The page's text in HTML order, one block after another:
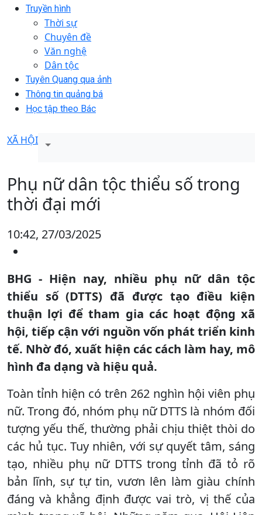
Truyền hình
Thời sự
Chuyên đề
Văn nghệ
Dân tộc
Tuyên Quang qua ảnh
Thông tin quảng bá
Học tập theo Bác
XÃ HỘI
Phụ nữ dân tộc thiểu số trong
thời đại mới
10:42, 27/03/2025
BHG - Hiện nay, nhiều phụ nữ dân tộc
thiểu số (DTTS) đã được tạo điều kiện
thuận lợi để tham gia các hoạt động xã
hội, tiếp cận với nguồn vốn phát triển kinh
tế. Nhờ đó, xuất hiện các cách làm hay, mô
hình đa dạng và hiệu quả.
Toàn tỉnh hiện có trên 262 nghìn hội viên phụ
nữ. Trong đó, nhóm phụ nữ DTTS là nhóm đối
tượng yếu thế, thường phải chịu thiệt thòi do
các hủ tục. Tuy nhiên, với sự quyết tâm, sáng
tạo, nhiều phụ nữ DTTS trong tỉnh đã tỏ rõ
bản lĩnh, sự tự tin, vươn lên làm giàu chính
đáng và khẳng định được vai trò, vị thế của